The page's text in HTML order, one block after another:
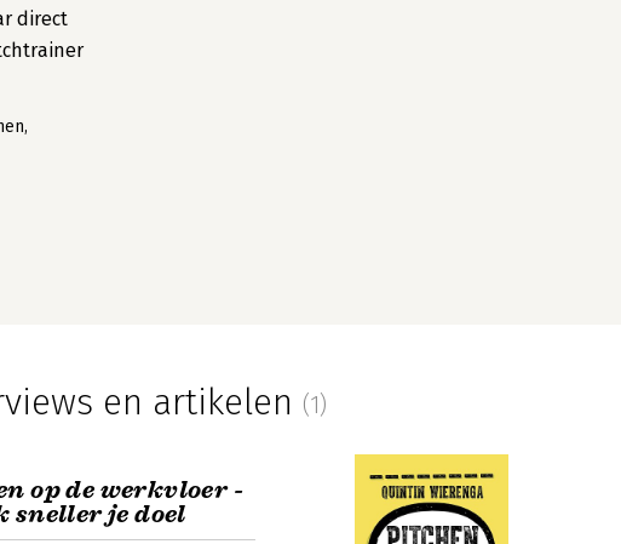
direct
en artikelen (1)
op de werkvloer -
sneller je doel